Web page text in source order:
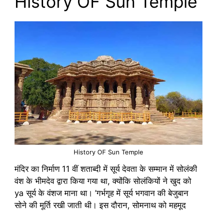
History OF Sun Temple
मंदिर का निर्माण 11 वीं शताब्दी में सूर्य देवता के सम्मान में सोलंकी
वंश के भीमदेव द्वारा किया गया था, क्योंकि सोलंकियों ने खुद को
ya सूर्य के वंशज माना था। ’गर्भगृह में सूर्य भगवान की बेजुबान
सोने की मूर्ति रखी जाती थी। इस दौरान, सोमनाथ को महमूद